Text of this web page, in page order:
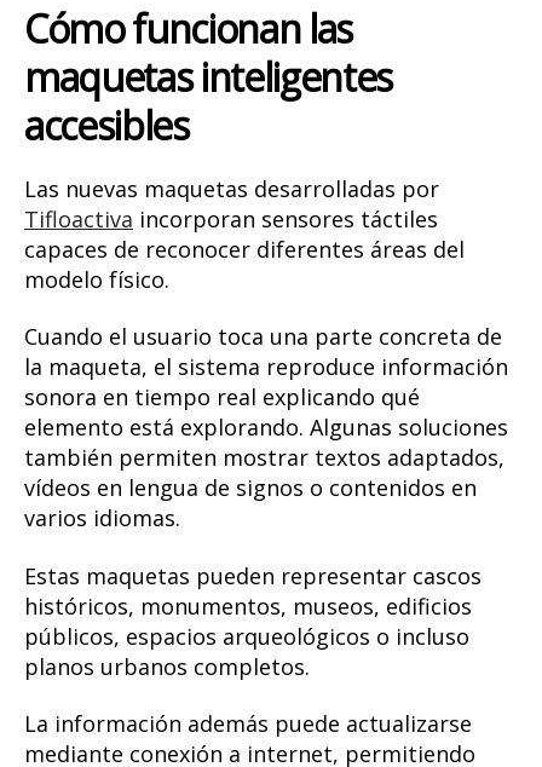
Cómo funcionan las
maquetas inteligentes
accesibles
Las nuevas maquetas desarrolladas por
Tifloactiva incorporan sensores táctiles
capaces de reconocer diferentes áreas del
modelo físico.
Cuando el usuario toca una parte concreta de
la maqueta, el sistema reproduce información
sonora en tiempo real explicando qué
elemento está explorando. Algunas soluciones
también permiten mostrar textos adaptados,
vídeos en lengua de signos o contenidos en
varios idiomas.
Estas maquetas pueden representar cascos
históricos, monumentos, museos, edificios
públicos, espacios arqueológicos o incluso
planos urbanos completos.
La información además puede actualizarse
mediante conexión a internet, permitiendo